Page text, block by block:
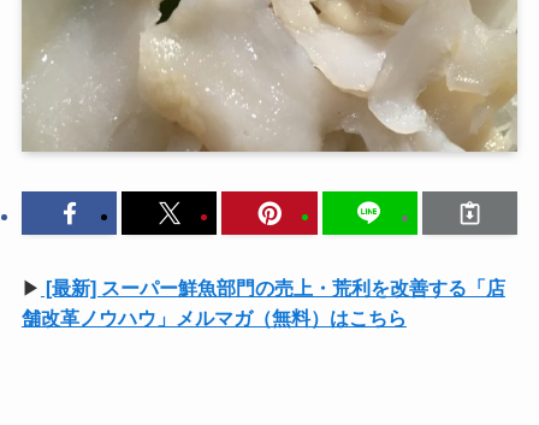
▶ [最新] スーパー鮮魚部門の売上・荒利を改善する「店
舗改革ノウハウ」メルマガ（無料）はこちら